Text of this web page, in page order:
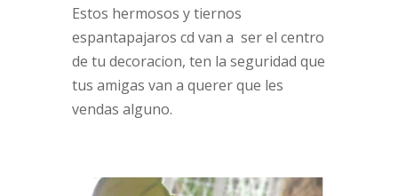
Estos hermosos y tiernos
espantapajaros cd van a ser el centro
de tu decoracion, ten la seguridad que
tus amigas van a querer que les
vendas alguno.